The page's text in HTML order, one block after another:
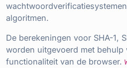
algoritmen.
De berekeningen voor SHA-1,
worden uitgevoerd met behulp
functionaliteit van de browser.